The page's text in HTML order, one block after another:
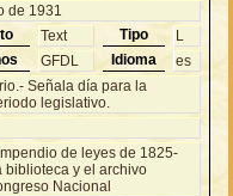
de 1931
Text Tipo
L
GFDL Idioma
es
Señala día para la
legislativo.
de leyes de 1825-
biblioteca y el archivo
Nacional